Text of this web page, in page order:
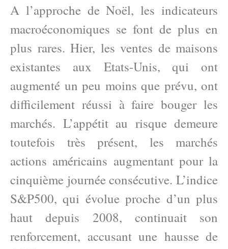
A l’approche de Noël, les indicateurs
macroéconomiques se font de plus en
plus rares. Hier, les ventes de maisons
existantes aux Etats-Unis, qui ont
augmenté un peu moins que prévu, ont
difficilement réussi à faire bouger les
marchés. L’appétit au risque demeure
toutefois très présent, les marchés
actions américains augmentant pour la
cinquième journée consécutive. L’indice
S&P500, qui évolue proche d’un plus
haut depuis 2008, continuait son
renforcement, accusant une hausse de